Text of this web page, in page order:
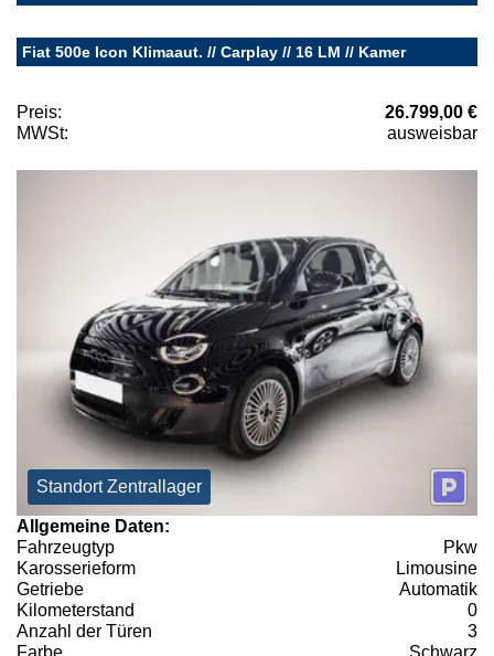
Fiat 500e Icon Klimaaut. // Carplay // 16 LM // Kamer
Preis:
26.799,00 €
MWSt:
ausweisbar
Standort Zentrallager
Allgemeine Daten:
Fahrzeugtyp
Pkw
Karosserieform
Limousine
Getriebe
Automatik
Kilometerstand
0
Anzahl der Türen
3
Farbe
Schwarz